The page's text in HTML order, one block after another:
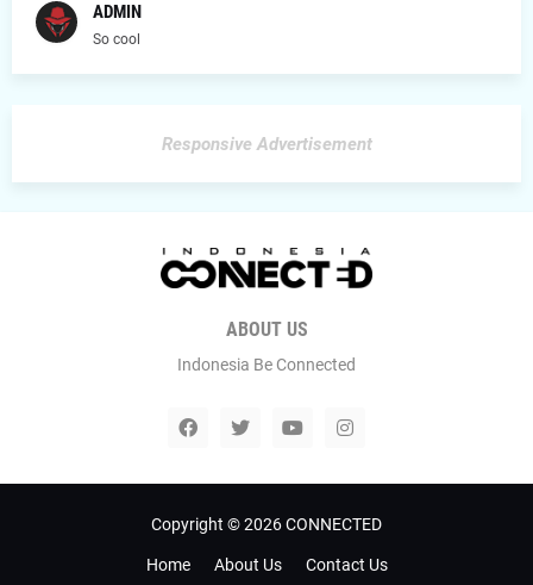
ADMIN
So cool
Responsive Advertisement
ABOUT US
Indonesia Be Connected
Copyright ©2026CONNECTED
Home About Us Contact Us